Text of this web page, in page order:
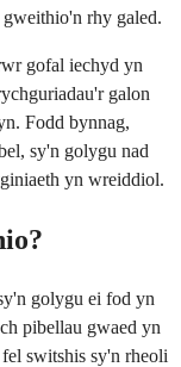
rhy galed.
gofal iechyd yn
galon
Fodd bynnag,
sy'n golygu nad
yn wreiddiol.
golygu ei fod yn
pibellau gwaed yn
switshis sy'n rheoli